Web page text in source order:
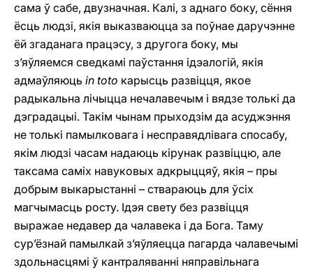
сама ў сабе, двузначная. Калі, з аднаго боку, сёння
ёсць людзі, якія выказваюцца за поўнае даручэнне
ёй згаданага працэсу, з другога боку, мы
з’яўляемся сведкамі паўстання ідэалогій, якія
адмаўляюць in toto карысць развіцця, якое
радыкальна лічыцца нечалавечым i вядзе толькі да
дэградацыі. Такім чынам прыходзім да асуджэння
не толькі памылковага i несправядлівага спосабу,
якім людзі часам надаюць кірунак развіццю, але
таксама саміх навуковых адкрыццяў, якія – пры
добрым выкарыстанні – ствараюць для ўсіх
магчымасць росту. Ідэя свету без развіцця
выражае недавер да чалавека і да Бога. Таму
сур’ёзнай памылкай з’яўляецца пагарда чалавечымі
здольнасцямі ў кантраляванні няправільнага